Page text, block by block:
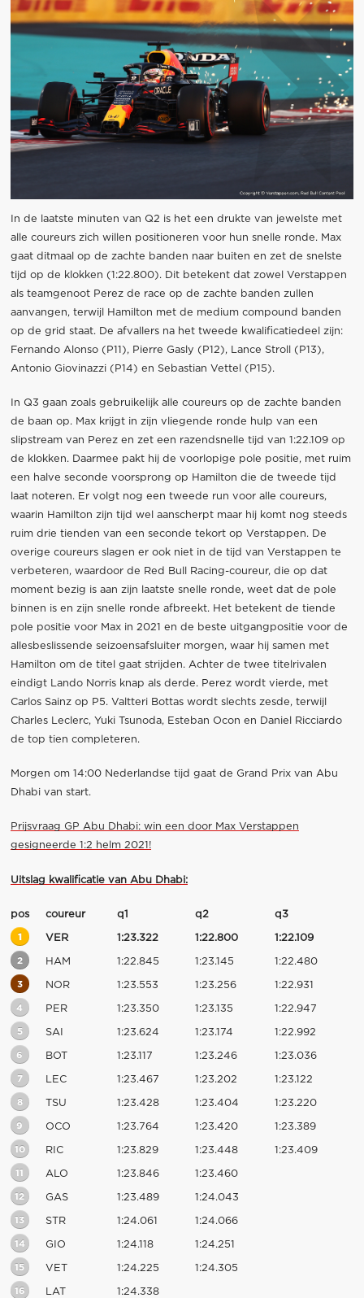
In de laatste minuten van Q2 is het een drukte van jewelste met
alle coureurs zich willen positioneren voor hun snelle ronde. Max
gaat ditmaal op de zachte banden naar buiten en zet de snelste
tijd op de klokken (1:22.800). Dit betekent dat zowel Verstappen
als teamgenoot Perez de race op de zachte banden zullen
aanvangen, terwijl Hamilton met de medium compound banden
op de grid staat. De afvallers na het tweede kwalificatiedeel zijn:
Fernando Alonso (P11), Pierre Gasly (P12), Lance Stroll (P13),
Antonio Giovinazzi (P14) en Sebastian Vettel (P15).
In Q3 gaan zoals gebruikelijk alle coureurs op de zachte banden
de baan op. Max krijgt in zijn vliegende ronde hulp van een
slipstream van Perez en zet een razendsnelle tijd van 1:22.109 op
de klokken. Daarmee pakt hij de voorlopige pole positie, met ruim
een halve seconde voorsprong op Hamilton die de tweede tijd
laat noteren. Er volgt nog een tweede run voor alle coureurs,
waarin Hamilton zijn tijd wel aanscherpt maar hij komt nog steeds
ruim drie tienden van een seconde tekort op Verstappen. De
overige coureurs slagen er ook niet in de tijd van Verstappen te
verbeteren, waardoor de Red Bull Racing-coureur, die op dat
moment bezig is aan zijn laatste snelle ronde, weet dat de pole
binnen is en zijn snelle ronde afbreekt. Het betekent de tiende
pole positie voor Max in 2021 en de beste uitgangpositie voor de
allesbeslissende seizoensafsluiter morgen, waar hij samen met
Hamilton om de titel gaat strijden. Achter de twee titelrivalen
eindigt Lando Norris knap als derde. Perez wordt vierde, met
Carlos Sainz op P5. Valtteri Bottas wordt slechts zesde, terwijl
Charles Leclerc, Yuki Tsunoda, Esteban Ocon en Daniel Ricciardo
de top tien completeren.
Morgen om 14:00 Nederlandse tijd gaat de Grand Prix van Abu
Dhabi van start.
Prijsvraag GP Abu Dhabi: win een door Max Verstappen
gesigneerde 1:2 helm 2021!
Uitslag kwalificatie van Abu Dhabi:
pos coureur q1 q2 q3
1 VER 1:23.322 1:22.800 1:22.109
2 HAM 1:22.845 1:23.145 1:22.480
3 NOR 1:23.553 1:23.256 1:22.931
4 PER 1:23.350 1:23.135 1:22.947
5 SAI 1:23.624 1:23.174 1:22.992
6 BOT 1:23.117 1:23.246 1:23.036
7 LEC 1:23.467 1:23.202 1:23.122
8 TSU 1:23.428 1:23.404 1:23.220
9 OCO 1:23.764 1:23.420 1:23.389
10 RIC 1:23.829 1:23.448 1:23.409
11 ALO 1:23.846 1:23.460
12 GAS 1:23.489 1:24.043
13 STR 1:24.061 1:24.066
14 GIO 1:24.118 1:24.251
15 VET 1:24.225 1:24.305
16 LAT 1:24.338